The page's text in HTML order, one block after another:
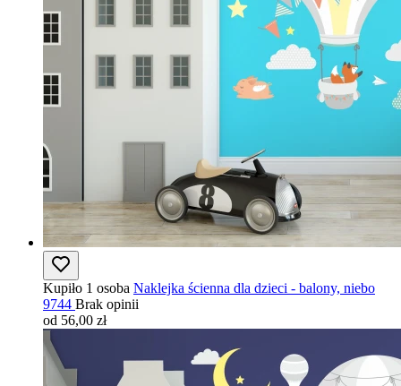
Kupiło 1 osoba Naklejka ścienna dla dzieci - balony, niebo
9744 Brak opinii
od 56,00 zł